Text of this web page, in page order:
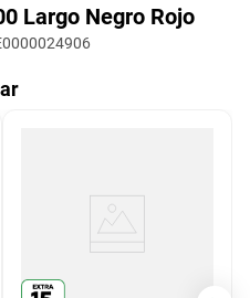
Largo Negro Rojo